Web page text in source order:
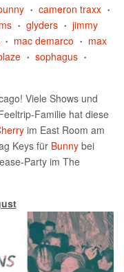
• cameron traxx •
• glyders •
jimmy
• mac demarco •
max
• sophagus •
Viele Shows und
Familie hat diese
im East Room am
Keys für Bunny bei
Party im The